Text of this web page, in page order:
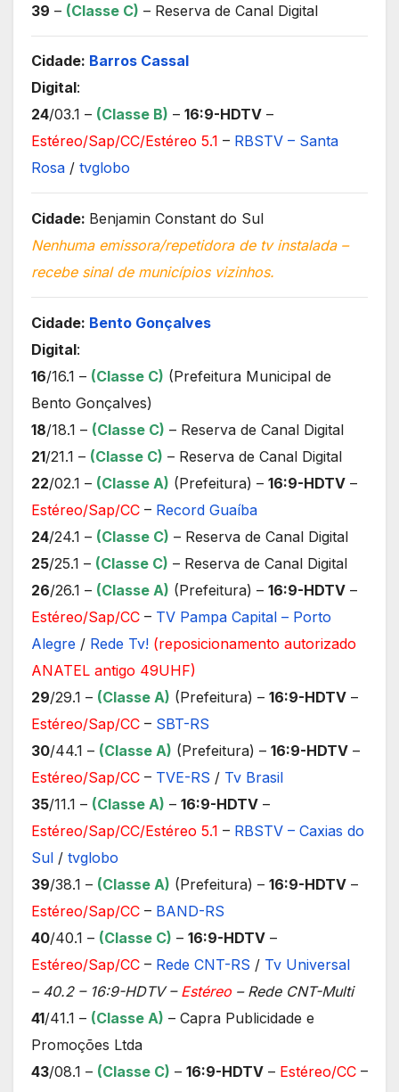
39 – (Classe C) – Reserva de Canal Digital
Cidade: Barros Cassal
Digital:
24/03.1 – (Classe B) – 16:9-HDTV –
Estéreo/Sap/CC/Estéreo 5.1 – RBSTV – Santa
Rosa / tvglobo
Cidade: Benjamin Constant do Sul
Nenhuma emissora/repetidora de tv instalada –
recebe sinal de municípios vizinhos.
Cidade: Bento Gonçalves
Digital:
16/16.1 – (Classe C) (Prefeitura Municipal de
Bento Gonçalves)
18/18.1 – (Classe C) – Reserva de Canal Digital
21/21.1 – (Classe C) – Reserva de Canal Digital
22/02.1 – (Classe A) (Prefeitura) – 16:9-HDTV –
Estéreo/Sap/CC – Record Guaíba
24/24.1 – (Classe C) – Reserva de Canal Digital
25/25.1 – (Classe C) – Reserva de Canal Digital
26/26.1 – (Classe A) (Prefeitura) – 16:9-HDTV –
Estéreo/Sap/CC – TV Pampa Capital – Porto
Alegre / Rede Tv! (reposicionamento autorizado
ANATEL antigo 49UHF)
29/29.1 – (Classe A) (Prefeitura) – 16:9-HDTV –
Estéreo/Sap/CC – SBT-RS
30/44.1 – (Classe A) (Prefeitura) – 16:9-HDTV –
Estéreo/Sap/CC – TVE-RS / Tv Brasil
35/11.1 – (Classe A) – 16:9-HDTV –
Estéreo/Sap/CC/Estéreo 5.1 – RBSTV – Caxias do
Sul / tvglobo
39/38.1 – (Classe A) (Prefeitura) – 16:9-HDTV –
Estéreo/Sap/CC – BAND-RS
40/40.1 – (Classe C) – 16:9-HDTV –
Estéreo/Sap/CC – Rede CNT-RS / Tv Universal
– 40.2 – 16:9-HDTV – Estéreo – Rede CNT-Multi
41/41.1 – (Classe A) – Capra Publicidade e
Promoções Ltda
43/08.1 – (Classe C) – 16:9-HDTV – Estéreo/CC –